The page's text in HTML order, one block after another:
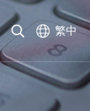
繁中